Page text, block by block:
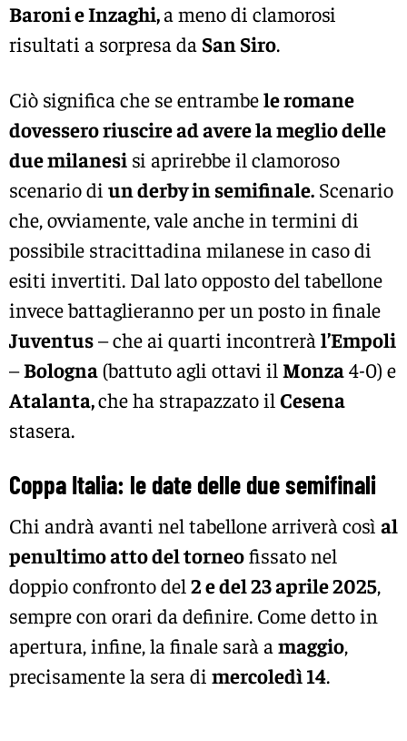
Baroni e Inzaghi,a meno di clamorosi
risultati a sorpresa da San Siro.
Ciò significa che se entrambele romane
dovessero riuscire ad avere la meglio delle
due milanesi si aprirebbe il clamoroso
scenario di un derby in semifinale. Scenario
che, ovviamente, vale anche in termini di
possibile stracittadina milanese in caso di
esiti invertiti. Dal lato opposto del tabellone
invece battaglieranno per un posto in finale
Juventus– che ai quarti incontrerà l’Empoli
–Bologna(battuto agli ottavi il Monza4-0) e
Atalanta,che ha strapazzato il Cesena
stasera.
Coppa Italia: le date delle due semifinali
Chi andrà avanti nel tabellone arriverà così al
penultimo atto del torneofissato nel
doppio confronto del 2 e del 23 aprile 2025,
sempre con orari da definire. Come detto in
apertura, infine, la finale sarà a maggio,
precisamente la sera di mercoledì 14.